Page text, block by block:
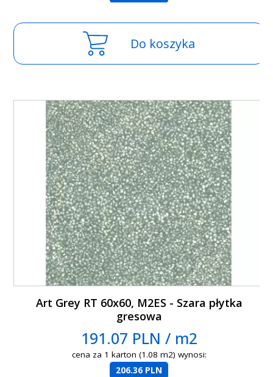
Do koszyka
Art Grey RT 60x60, M2ES - Szara płytka
gresowa
191.07 PLN / m2
cena za 1 karton (1.08 m2) wynosi:
206.36 PLN